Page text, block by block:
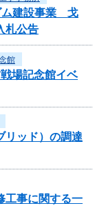
ム建設事業 戈
札公告
館
場記念館イベ
リッド）の調達
事に関する一